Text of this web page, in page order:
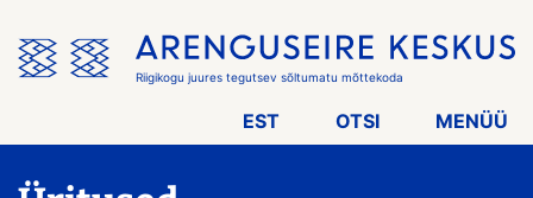
menüü
vahele
Riigikogu juures tegutsev sõltumatu mõttekoda
EST OTSI MENÜÜ